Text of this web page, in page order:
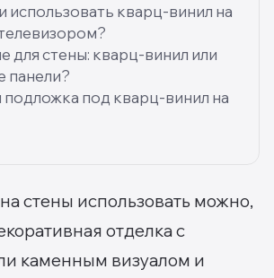
использовать кварц-винил на
для стены: кварц-винил или
панели?
подложка под кварц-винил на
стены использовать можно,
отделка с
каменным визуалом и